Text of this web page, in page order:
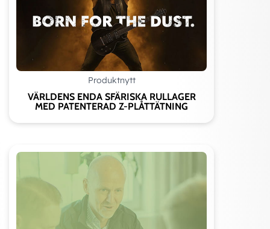
Produktnytt
VÄRLDENS ENDA SFÄRISKA RULLAGER
MED PATENTERAD Z-PLÅTTÄTNING